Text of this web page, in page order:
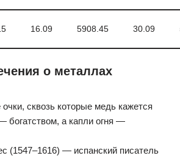
16.09 5908.45 30.09
о металлах
сквозь которые медь кажется
богатством, а капли огня —
(1547–1616) — испанский писатель